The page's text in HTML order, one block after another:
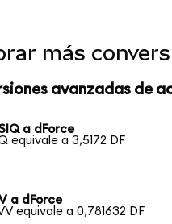
más
avanzadas de
a dForce
equivale a 3,5172 DF
a dForce
equivale a 0,781632 DF